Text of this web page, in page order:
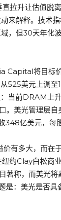
拉升让估值
来解释。技术
，但30天年
Capital将目
525美元上调
当前DRAM上
。美光管理层
亿美元，每
有多大，而在
Clay白松商
，而美光将
：美光是否